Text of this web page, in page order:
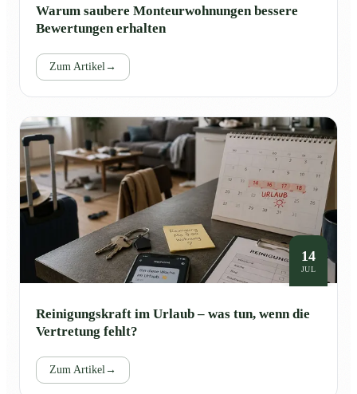
Warum saubere Monteurwohnungen bessere
Bewertungen erhalten
Zum Artikel→
14
JUL
Reinigungskraft im Urlaub – was tun, wenn die
Vertretung fehlt?
Zum Artikel→